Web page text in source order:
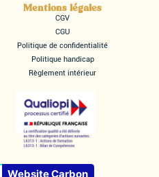
Mentions légales
CGV
CGU
Politique de confidentialité
Politique handicap
Règlement intérieur
Website Carbon